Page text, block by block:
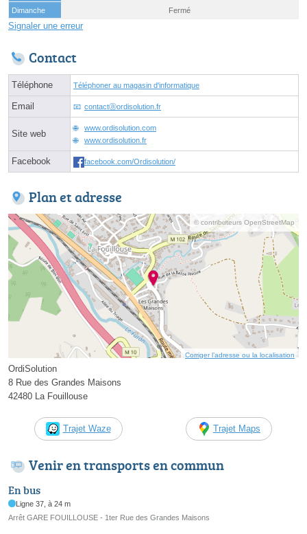
Dimanche
Fermé
Signaler une erreur
Contact
Téléphone Téléphoner au magasin d'informatique
Email contactⓐordisolution.fr
Site web
www.ordisolution.com
www.ordisolution.fr
Facebook facebook.com/Ordisolution/
Plan et adresse
© contributeurs OpenStreetMap
Corriger l’adresse ou la localisation
OrdiSolution
8 Rue des Grandes Maisons
42480 La Fouillouse
Trajet Waze Trajet Maps
Venir en transports en commun
En bus
Ligne 37, à 24 m
Arrêt GARE FOUILLOUSE - 1ter Rue des Grandes Maisons